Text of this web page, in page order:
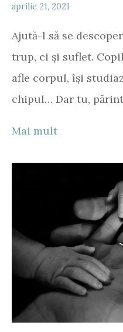
aprilie 21, 2021
Ajută-l să se
trup, ci și suflet.
afle corpul, își
chipul… Dar tu,
Mai mult